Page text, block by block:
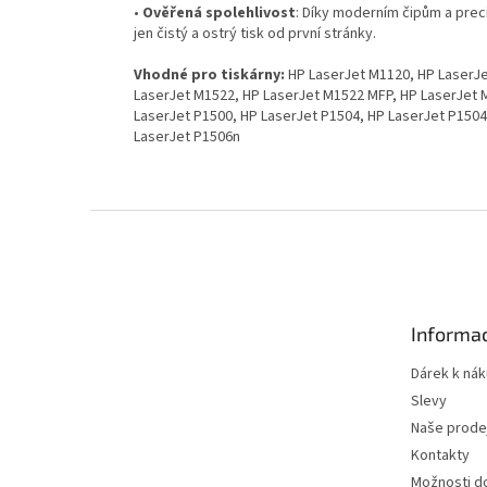
• Ověřená spolehlivost: Díky moderním čipům a
jen čistý a ostrý tisk od první stránky.
Vhodné pro tiskárny: HP LaserJet M1120, HP
LaserJet M1522, HP LaserJet M1522 MFP, HP
LaserJet P1500, HP LaserJet P1504, HP LaserJet
LaserJet P1506n
Dárek k
Slevy
Naše
Kontakty